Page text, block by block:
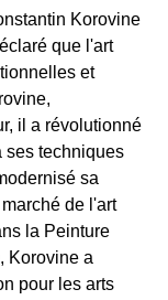
Korovine
que l'art
et
il a révolutionné
ses techniques
sa
de l'art
la Peinture
Korovine a
pour les arts